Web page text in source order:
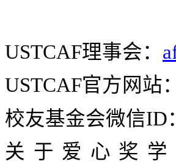
USTCAF理事会：
USTCAF官方网站：
校友基金会微信ID：
关于爱心奖